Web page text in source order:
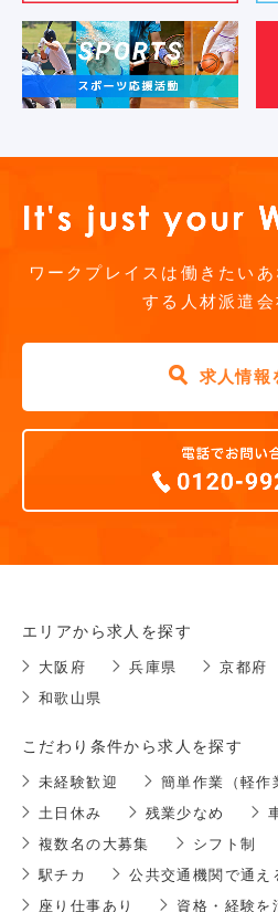
ワークプレイスは働きたい
する人材派遣会
求人情報
エリアから求人を探す
大阪府 兵庫県 京都府
和歌山県
こだわり条件から求人を探す
未経験歓迎 簡単作業（軽作
土日休み
残業少なめ
複数名の大募集
シフト制
駅チカ
公共交通機関で通え
座り仕事あり
資格・経験を